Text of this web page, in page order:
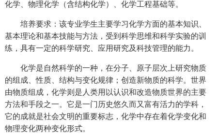
化学、物理化学（含结构化学）、化学工程基础等。
培养要求：该专业学生主要学习化学方面的基本知识、
基本理论和基本技能与方法，受到科学思维和科学实验的训
练，具有一定的科学研究、应用研究及科技管理的能力。
化学是自然科学的一种，在分子、原子层次上研究物质
的组成、性质、结构与变化规律；创造新物质的科学。世界
由物质组成，化学则是人类用以认识和改造物质世界的主要
方法和手段之一。它是一门历史悠久而又富有活力的学科，
它的成就是社会文明的重要标志，化学中存在着化学变化和
物理变化两种变化形式。